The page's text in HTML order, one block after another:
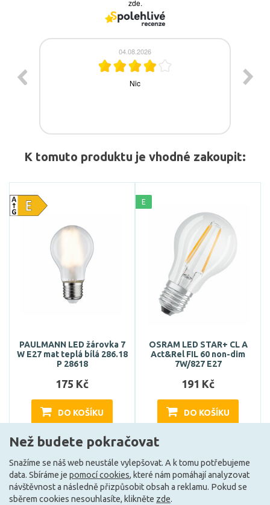
K tomuto produktu je vhodné zakoupit:
PAULMANN LED žárovka 7
W E27 mat teplá bílá 286.18
P 28618
175 Kč
DO KOŠÍKU
Skladem e-shop (1 ks)
E
OSRAM LED STAR+ CL A
Act&Rel FIL 60 non-dim
7W/827 E27
191 Kč
DO KOŠÍKU
Může být u Vás 17. 8.
Než budete pokračovat
Snažíme se náš web neustále vylepšovat. A k tomu potřebujeme
data. Sbíráme je pomocí cookies, které nám pomáhají analyzovat
návštěvnost a následně přizpůsobit obsah a reklamu. Pokud se
sběrem cookies nesouhlasíte, klikněte zde.